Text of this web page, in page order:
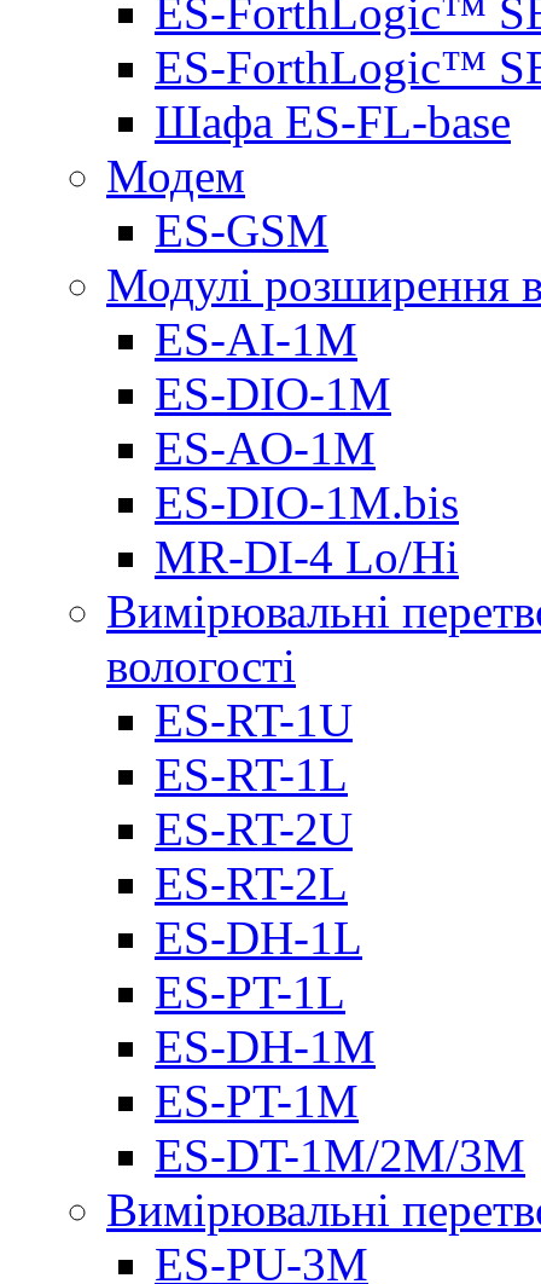
ES-ForthLogic™
ES-ForthLogic™
Шафа ES-FL-base
Модем
ES-GSM
Модулі розширення
ES-AI-1M
ES-DIO-1М
ES-AO-1М
ES-DIO-1M.bis
MR-DI-4 Lo/Hi
Вимірювальні
вологості
ES-RT-1U
ES-RT-1L
ES-RT-2U
ES-RT-2L
ES-DH-1L
ES-PT-1L
ES-DH-1M
ES-PT-1M
ES-DT-1M/2M/3M
Вимірювальні
ES-PU-3M